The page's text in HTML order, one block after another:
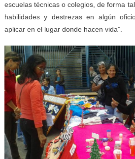
escuelas técnicas o colegios, de forma
habilidades y destrezas en algún
aplicar en el lugar donde hacen vida”.